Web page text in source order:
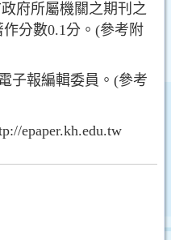
府所屬機關之期刊之
作分數0.1分。 (參考附
子報編輯委員。 (參考
epaper.kh.edu.tw